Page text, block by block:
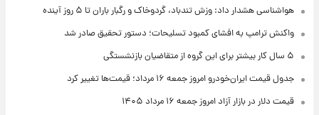
هواشناسی هشدار داد: وزش تندباد، گردوخاک و رگبار باران تا ۵ روز آینده
واکنش ترامپ به افشای کمبود تسلیحات؛ دستور تحقیق صادر شد
۵ سال کار بیشتر برای این گروه از متقاضیان بازنشستگی
جدول قیمت ایران‌خودرو امروز جمعه ۱۶ مرداد؛ قیمت‌ها تغییر کرد
قیمت دلار در بازار آزاد امروز جمعه ۱۶ مرداد ۱۴۰۵